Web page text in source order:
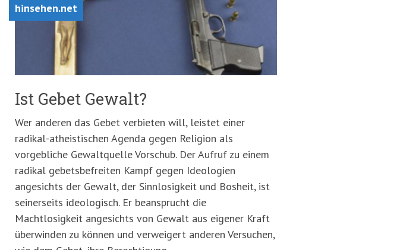
hinsehen.net
Ist Gebet Gewalt?
Wer anderen das Gebet verbieten will, leistet einer
radikal-atheistischen Agenda gegen Religion als
vorgebliche Gewaltquelle Vorschub. Der Aufruf zu einem
radikal gebetsbefreiten Kampf gegen Ideologien
angesichts der Gewalt, der Sinnlosigkeit und Bosheit, ist
seinerseits ideologisch. Er beansprucht die
Machtlosigkeit angesichts von Gewalt aus eigener Kraft
überwinden zu können und verweigert anderen Versuchen,